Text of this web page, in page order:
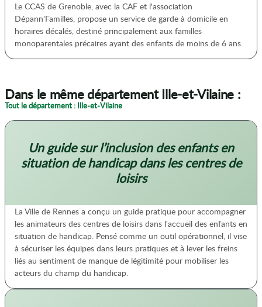
Le CCAS de Grenoble, avec la CAF et l'association
Dépann'Familles, propose un service de garde à domicile en
horaires décalés, destiné principalement aux familles
monoparentales précaires ayant des enfants de moins de 6 ans.
Dans le même département Ille-et-Vilaine :
Tout le département : Ille-et-Vilaine
Un guide sur l’inclusion des enfants en
situation de handicap dans les centres de
loisirs
La Ville de Rennes a conçu un guide pratique pour accompagner
les animateurs des centres de loisirs dans l'accueil des enfants en
situation de handicap. Pensé comme un outil opérationnel, il vise
à sécuriser les équipes dans leurs pratiques et à lever les freins
liés au sentiment de manque de légitimité pour mobiliser les
acteurs du champ du handicap.